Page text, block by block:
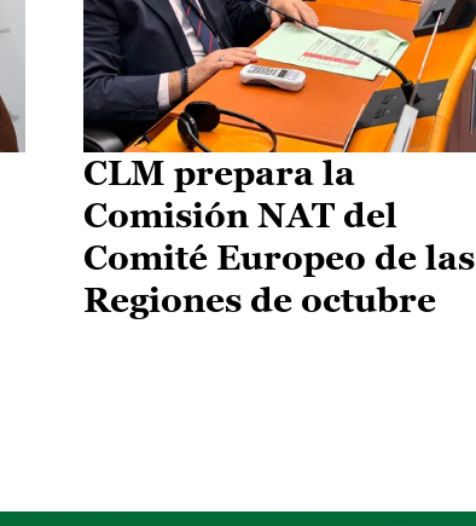
CLM prepara la
Comisión NAT del
Comité Europeo de las
Regiones de octubre